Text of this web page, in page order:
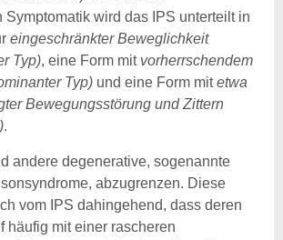
Symptomatik wird das IPS unterteilt in
eingeschränkter Beweglichkeit
Typ), eine Form mitvorherrschendem
Typ) und eine Form mitetwa
Bewegungsstörung und Zittern
.
andere degenerative, sogenannte
abzugrenzen. Diese
vom IPS dahingehend, dass deren
häufig mit einer rascheren